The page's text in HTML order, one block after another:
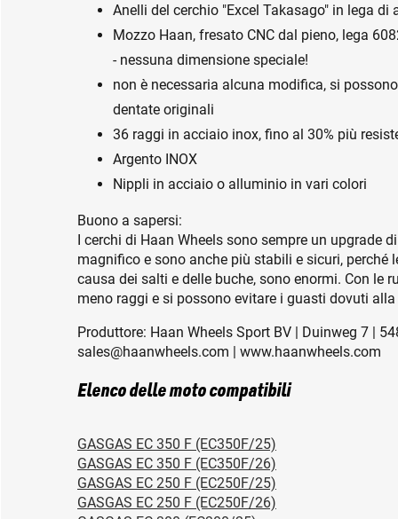
Anelli del cerchio "Excel Takasago" in lega
Mozzo Haan, fresato CNC dal pieno, lega
- nessuna dimensione speciale!
non è necessaria alcuna modifica, si
dentate originali
36 raggi in acciaio inox, fino al 30% più
Argento INOX
Nippli in acciaio o alluminio in vari colori
Buono a sapersi:
I cerchi di Haan Wheels sono sempre un upgrade
magnifico e sono anche più stabili e sicuri, perché
causa dei salti e delle buche, sono enormi. Con le
meno raggi e si possono evitare i guasti dovuti
Produttore: Haan Wheels Sport BV | Duinweg 7 |
sales@haanwheels.com | www.haanwheels.com
Elenco delle moto compatibili
GASGAS EC 350 F (EC350F/25)
GASGAS EC 350 F (EC350F/26)
GASGAS EC 250 F (EC250F/25)
GASGAS EC 250 F (EC250F/26)